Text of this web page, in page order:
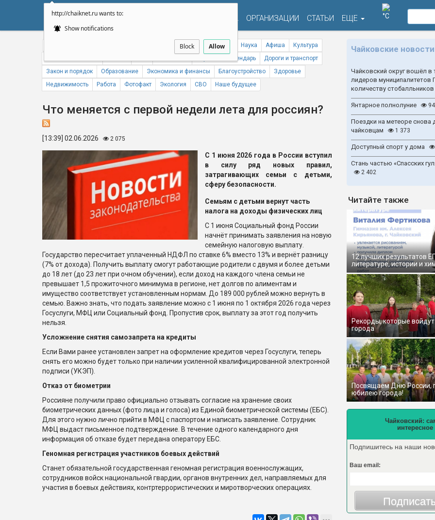
http://chaiknet.ru wants to:
Show notifications
Block Allow
АФИША ОРГАНИЗАЦИИ СТАТЬИ ЕЩЕ °C
Спорт Происшествия Наука Афиша
Культура
Народный календарь
Дороги и транспорт
Закон и порядок
Образование Экономика и финансы Благоустройство
Здоровье
Недвижимость
Работа Фотофакт Экология СВО Наше будущее
Что меняется с первой недели лета для россиян?
[13:39] 02.06.2026 2 075
С 1 июня 2026 года в России вступил
в силу ряд новых правил,
затрагивающих семьи с детьми,
сферу безопасности.
Семьям с детьми вернут часть
налога на доходы физических лиц
С 1 июня Социальный фонд России
начнёт принимать заявления на новую
семейную налоговую выплату.
Государство пересчитает уплаченный НДФЛ по ставке 6% вместо 13% и вернёт разницу
(7% от дохода). Получить выплату смогут работающие родители с двумя и более детьми
до 18 лет (до 23 лет при очном обучении), если доход на каждого члена семьи не
превышает 1,5 прожиточного минимума в регионе, нет долгов по алиментам и
имущество соответствует установленным нормам. До 189 000 рублей можно вернуть в
семью. Важно знать, что подать заявление можно с 1 июня по 1 октября 2026 года через
Госуслуги, МФЦ или Социальный фонд. Пропустив срок, выплату за этот год получить
нельзя.
Усложнение снятия самозапрета на кредиты
Если Вами ранее установлен запрет на оформление кредитов через Госуслуги, теперь
снять его можно будет только при наличии усиленной квалифицированной электронной
подписи (УКЭП).
Отказ от биометрии
Россияне получили право официально отзывать согласие на хранение своих
биометрических данных (фото лица и голоса) из Единой биометрической системы (ЕБС).
Для этого нужно лично прийти в МФЦ с паспортом и написать заявление. Сотрудник
МФЦ выдаст письменное подтверждение. В течение одного календарного дня
информация об отказе будет передана оператору ЕБС.
Геномная регистрация участников боевых действий
Станет обязательной государственная геномная регистрация военнослужащих,
сотрудников войск национальной гвардии, органов внутренних дел, направляемых для
участия в боевых действиях, контртеррористических и миротворческих операциях.
Чайковские новости
Чайковский округ вошёл в
лидеров муниципалитетов
количеству
Янтарное полнолуние
Поездки на метеоре снова
чайковцам
1 373
Доступный спорт у дома
Стань частью «Спасских
2 402
Читайте также
12 лучших результатов
литературе, истории и
Рекорды, которые
города
Посвящаем Дню России,
юбилею города!
Чайковский:
интересное
Подпишитесь на наши
Ваш email: